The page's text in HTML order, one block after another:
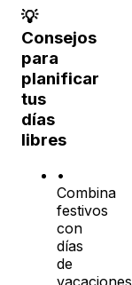
💡
Consejos
para
planificar
tus
días
libres
•
Combina
festivos
con
días
de